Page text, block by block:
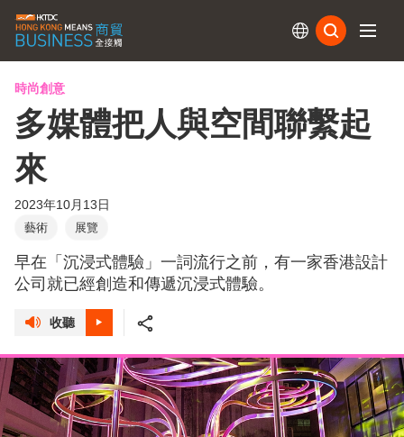
時尚創意
多媒體把人與空間聯繫起
來
2023年10月13日
藝術 展覽
早在「沉浸式體驗」一詞流行之前，有一家香港設計
公司就已經創造和傳遞沉浸式體驗。
收聽